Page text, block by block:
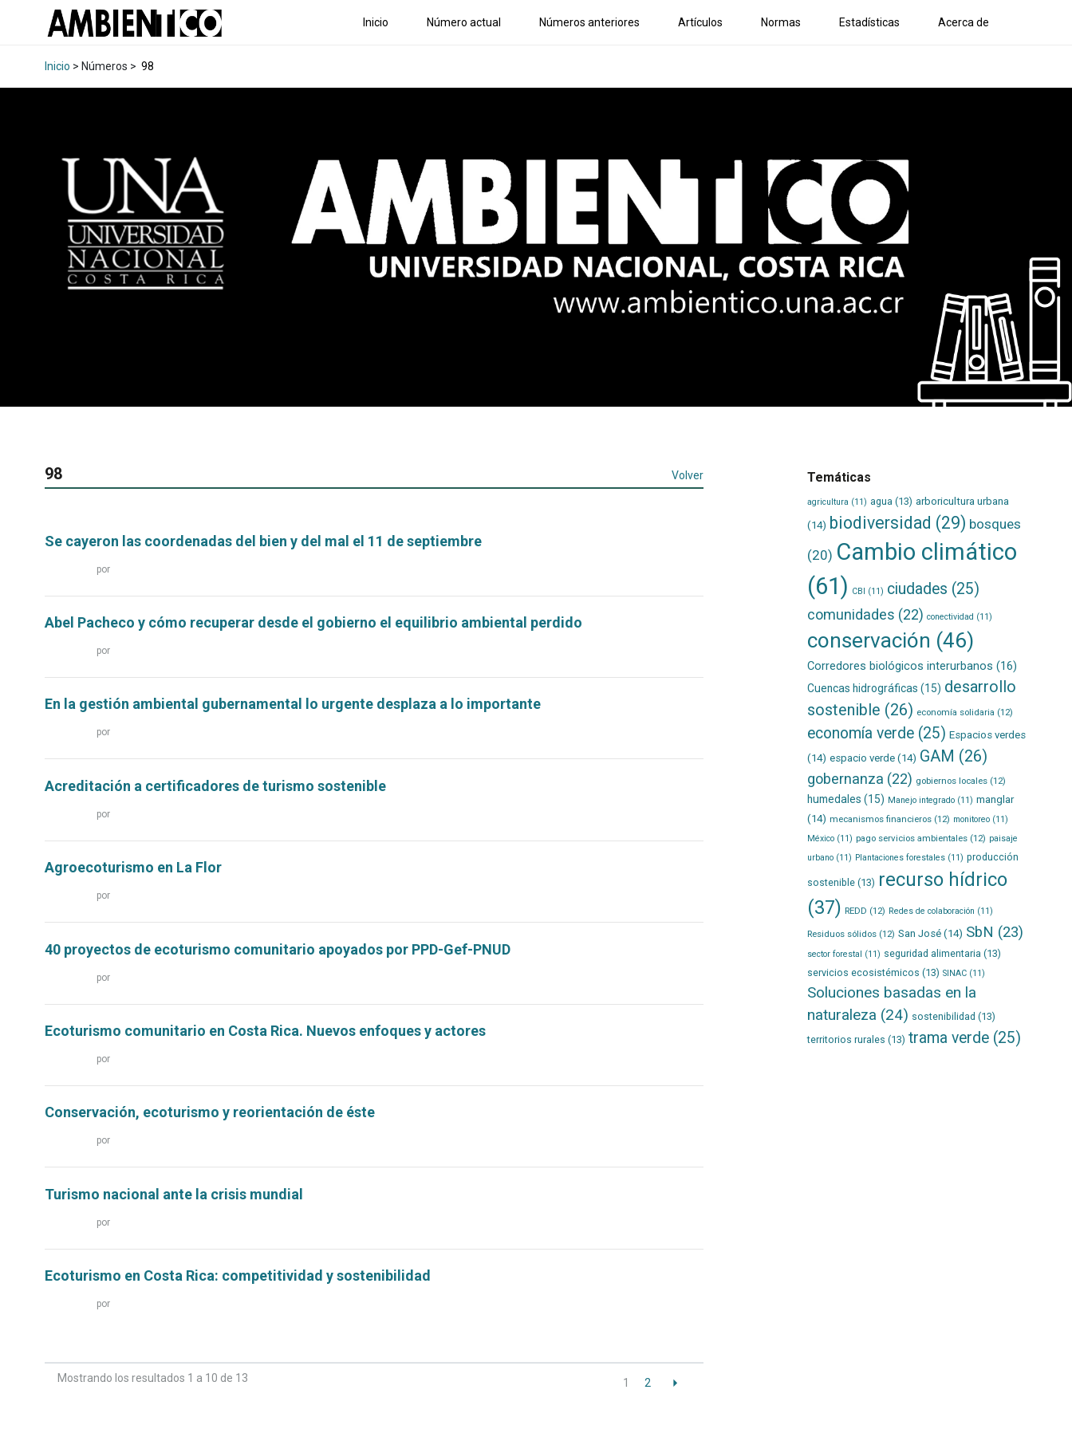
Inicio Número actual Números anteriores Artículos Normas Estadísticas Acerca de
Inicio > Números > 98
98 Volver
Se cayeron las coordenadas del bien y del mal el 11 de septiembre
por
Abel Pacheco y cómo recuperar desde el gobierno el equilibrio ambiental perdido
por
En la gestión ambiental gubernamental lo urgente desplaza a lo importante
por
Acreditación a certificadores de turismo sostenible
por
Agroecoturismo en La Flor
por
40 proyectos de ecoturismo comunitario apoyados por PPD-Gef-PNUD
por
Ecoturismo comunitario en Costa Rica. Nuevos enfoques y actores
por
Conservación, ecoturismo y reorientación de éste
por
Turismo nacional ante la crisis mundial
por
Ecoturismo en Costa Rica: competitividad y sostenibilidad
por
Mostrando los resultados 1 a 10 de 13 1 2
Temáticas
agricultura (11) agua (13) arboricultura urbana
(14) biodiversidad (29) bosques
(20) Cambio climático
(61) CBI (11) ciudades (25)
comunidades (22) conectividad (11)
conservación (46)
Corredores biológicos interurbanos (16)
Cuencas hidrográficas (15) desarrollo
sostenible (26) economía solidaria (12)
economía verde(25) Espacios verdes
(14) espacio verde(14) GAM (26)
gobernanza (22) gobiernos locales(12)
humedales (15) Manejo integrado(11) manglar
(14) mecanismos financieros(12) monitoreo(11)
México(11) pago servicios ambientales(12) paisaje
urbano(11) Plantaciones forestales(11) producción
sostenible(13) recurso hídrico
(37) REDD (12) Redes de colaboración (11)
Residuos sólidos(12) San José(14) SbN (23)
sector forestal (11) seguridad alimentaria (13)
servicios ecosistémicos (13) SINAC(11)
Soluciones basadas en la
naturaleza (24) sostenibilidad (13)
territorios rurales (13) trama verde(25)